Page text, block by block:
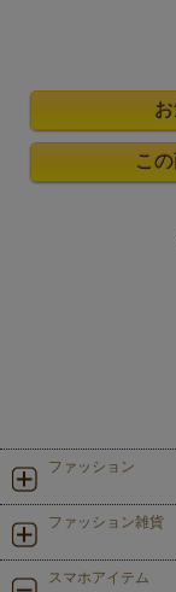
ファッション
ファッション雑貨
スマホアイテム